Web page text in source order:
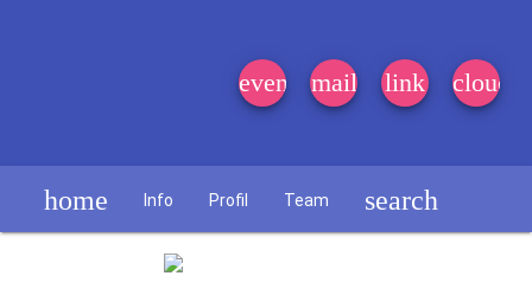
event_note
mail link cloud
home Info Profil Team search